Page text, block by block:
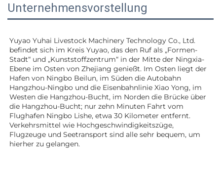
Unternehmensvorstellung
Yuyao Yuhai Livestock Machinery Technology Co., Ltd.
befindet sich im Kreis Yuyao, das den Ruf als „Formen-
Stadt“ und „Kunststoffzentrum“ in der Mitte der Ningxia-
Ebene im Osten von Zhejiang genießt. Im Osten liegt der
Hafen von Ningbo Beilun, im Süden die Autobahn
Hangzhou-Ningbo und die Eisenbahnlinie Xiao Yong, im
Westen die Hangzhou-Bucht, im Norden die Brücke über
die Hangzhou-Bucht; nur zehn Minuten Fahrt vom
Flughafen Ningbo Lishe, etwa 30 Kilometer entfernt.
Verkehrsmittel wie Hochgeschwindigkeitszüge,
Flugzeuge und Seetransport sind alle sehr bequem, um
hierher zu gelangen.